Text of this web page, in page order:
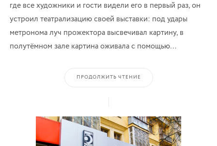
где все художники и гости видели его в первый раз, он
устроил театрализацию своей выставки: под удары
метронома луч прожектора высвечивал картину, в
полутёмном зале картина оживала с помощью…
ПРОДОЛЖИТЬ ЧТЕНИЕ